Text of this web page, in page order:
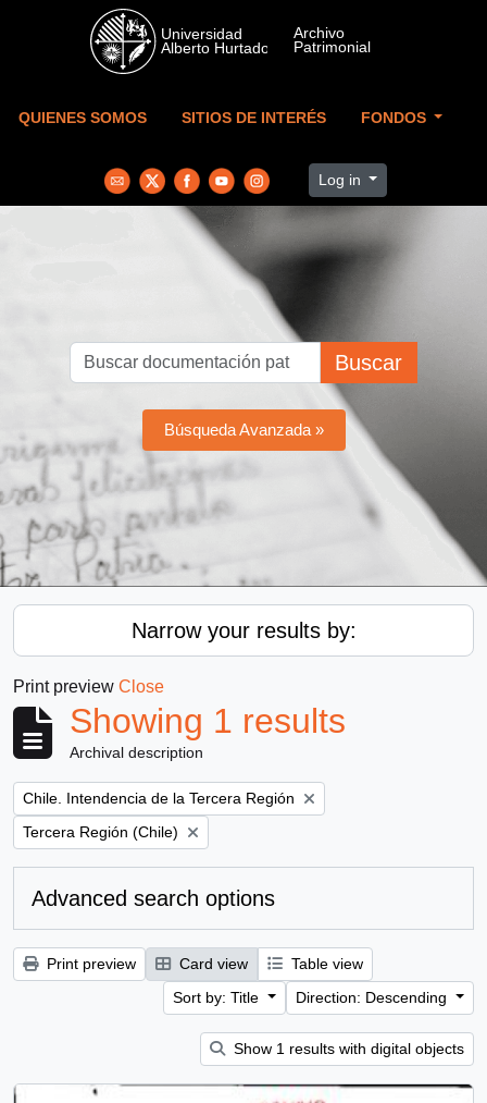
Skip to main content
QUIENES SOMOS SITIOS DE INTERÉS FONDOS
Log in
Buscar
Búsqueda Avanzada »
Narrow your results by:
Print preview Close
Showing 1 results
Archival description
Remove filter:
Chile. Intendencia de la Tercera Región
Remove filter:
Tercera Región (Chile)
Advanced search options
Print preview Card view
Table view
Sort by: Title
Direction: Descending
Show 1 results with digital objects